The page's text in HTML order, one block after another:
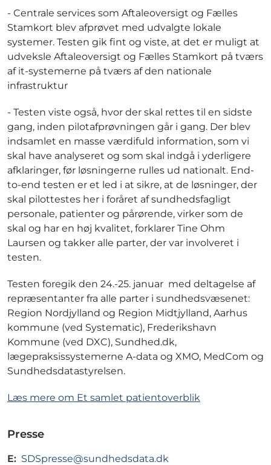
- Centrale services som Aftaleoversigt og Fælles
Stamkort blev afprøvet med udvalgte lokale
systemer. Testen gik fint og viste, at det er muligt at
udveksle Aftaleoversigt og Fælles Stamkort på tværs
af it-systemerne på tværs af den nationale
infrastruktur
- Testen viste også, hvor der skal rettes til en sidste
gang, inden pilotafprøvningen går i gang. Der blev
indsamlet en masse værdifuld information, som vi
skal have analyseret og som skal indgå i yderligere
afklaringer, før løsningerne rulles ud nationalt. End-
to-end testen er et led i at sikre, at de løsninger, der
skal pilottestes her i foråret af sundhedsfagligt
personale, patienter og pårørende, virker som de
skal og har en høj kvalitet, forklarer Tine Ohm
Laursen og takker alle parter, der var involveret i
testen.
Testen foregik den 24.-25. januar med deltagelse af
repræsentanter fra alle parter i sundhedsvæsenet:
Region Nordjylland og Region Midtjylland, Aarhus
kommune (ved Systematic), Frederikshavn
Kommune (ved DXC), Sundhed.dk,
lægepraksissystemerne A-data og XMO, MedCom og
Sundhedsdatastyrelsen.
Læs mere om Et samlet patientoverblik
Presse
E: SDSpresse@sundhedsdata.dk